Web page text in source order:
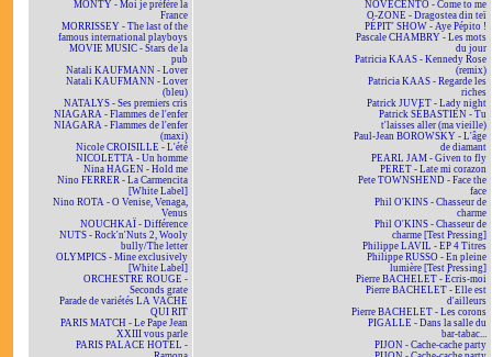
MONTY - Moi je préfère la
France
MORRISSEY - The last of the
famous international playboys
MOVIE MUSIC - Stars de la
pub
Natali KAUFMANN - Lover
Natali KAUFMANN - Lover
(bleu)
NATALYS - Ses premiers cris
NIAGARA - Flammes de l'enfer
NIAGARA - Flammes de l'enfer
(maxi)
Nicole CROISILLE - L'été
NICOLETTA - Un homme
Nina HAGEN - Hold me
Nino FERRER - La Carmencita
[White Label]
Nino ROTA - O Venise, Venaga,
Venus
NOUCHKAÏ - Différence
NUTS - Rock'n'Nuts 2, Wooly
bully/The letter
OLYMPICS - Mine exclusively
[White Label]
ORCHESTRE ROUGE -
Seconds grate
Parade de variétés LA VACHE
QUI RIT
PARIS MATCH - Le Pape Jean
XXIII vous parle
PARIS PALACE HOTEL -
NOVECENTO - Come to me
O-ZONE - Dragostea din teï
PÉPIT' SHOW - Aye Pépito !
Pascale CHAMBRY - Les mots
du jour
Patricia KAAS - Kennedy Rose
(remix)
Patricia KAAS - Regarde les
riches
Patrick JUVET - Lady night
Patrick SÉBASTIEN - Tu
t'laisses aller (ma vieille)
Paul-Jean BOROWSKY - L'âge
de diamant
PEARL JAM - Given to fly
PERET - Late mi corazon
Pete TOWNSHEND - Face the
face
Phil O'KINS - Chasseur de
charme
Phil O'KINS - Chasseur de
charme [Test Pressing]
Philippe LAVIL - EP 4 Titres
Philippe RUSSO - En pleine
lumière [Test Pressing]
Pierre BACHELET - Écris-moi
Pierre BACHELET - Elle est
d'ailleurs
Pierre BACHELET - Les corons
PIGALLE - Dans la salle du
bar-tabac...
PIJON - Cache-cache party